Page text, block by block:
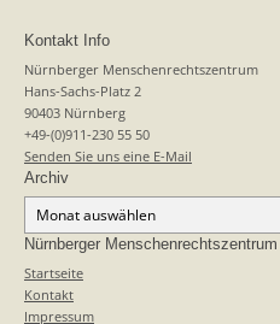
Kontakt Info
Nürnberger Menschenrechtszentrum
Hans-Sachs-Platz 2
90403 Nürnberg
+49-(0)911-230 55 50
Senden Sie uns eine E-Mail
Archiv
Nürnberger Menschenrechtszentrum
Startseite
Kontakt
Impressum